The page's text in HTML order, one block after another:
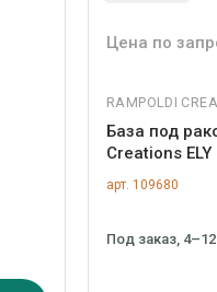
Цена по
RAMPOLDI
База под
Creations ELY
арт. 109680
Под заказ,